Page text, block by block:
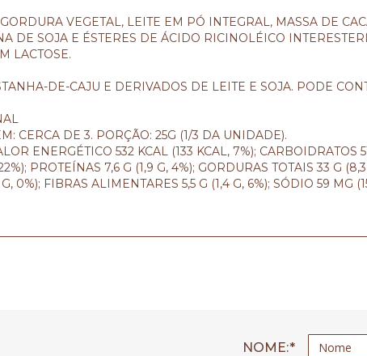
VEGETAL, LEITE EM PÓ INTEGRAL, MASSA DE
DE SOJA E ÉSTERES DE ÁCIDO RICINOLÉICO
LACTOSE.
DE-CAJU E DERIVADOS DE LEITE E SOJA. PODE
CERCA DE 3. PORÇÃO: 25G (1/3 DA UNIDADE).
ENERGÉTICO 532 KCAL (133 KCAL, 7%); CARBOIDRATOS
PROTEÍNAS 7,6 G (1,9 G, 4%); GORDURAS TOTAIS 33 G
0%); FIBRAS ALIMENTARES 5,5 G (1,4 G, 6%); SÓDIO 59
NOME: